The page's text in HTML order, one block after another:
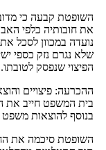
השופטת קבעה כי
את חובותיה כלפי האב
נועדה במכוון לסכל
שלא נגרם נזק כספי
הפיצוי שנפסק לטובתו.
ההכרעה: פיצויים
בנוסף להוצאות משפט ושכר
השופטת סיכמה את